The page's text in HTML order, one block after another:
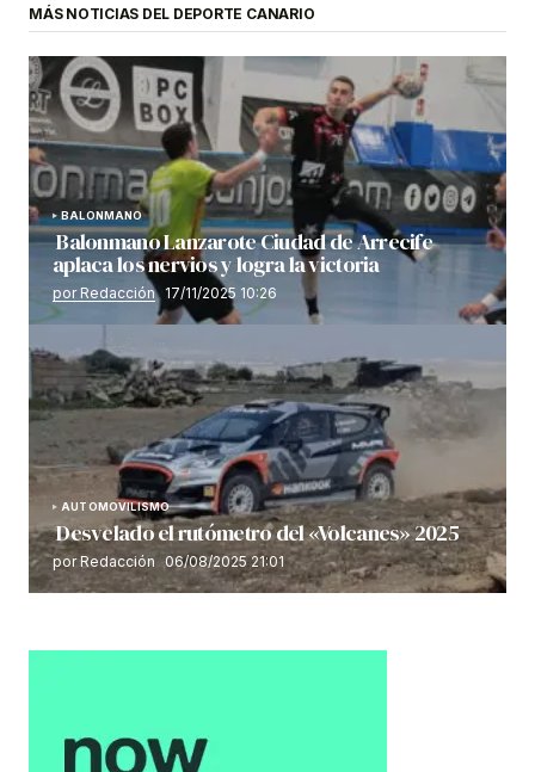
MÁS NOTICIAS DEL DEPORTE CANARIO
BALONMANO
Balonmano Lanzarote Ciudad de Arrecife
aplaca los nervios y logra la victoria
por Redacción 17/11/2025 10:26
AUTOMOVILISMO
Desvelado el rutómetro del «Volcanes» 2025
por Redacción 06/08/2025 21:01